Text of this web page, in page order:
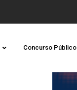
Concurso Público